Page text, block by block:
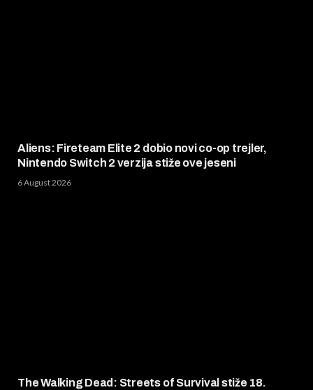
Aliens: Fireteam Elite 2 dobio novi co-op trejler,
Nintendo Switch 2 verzija stiže ove jeseni
6 August 2026
The Walking Dead: Streets of Survival stiže 18.